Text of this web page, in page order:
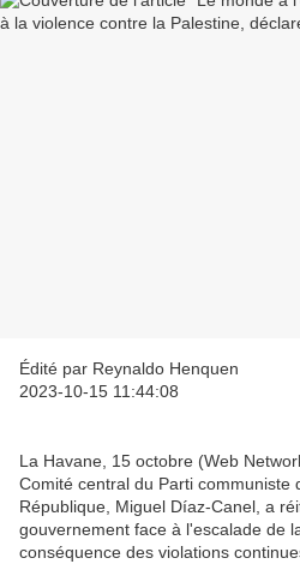
Édité par Reynaldo Henquen
2023-10-15 11:44:08
La Havane, 15 octobre (Web
Comité central du Parti communiste
République, Miguel Díaz-Canel, a
gouvernement face à l'escalade de
conséquence des violations